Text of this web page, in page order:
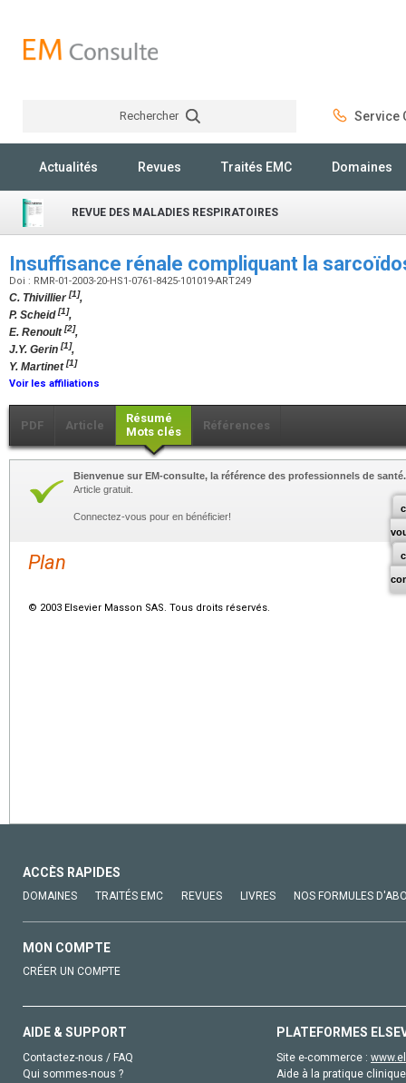
Rechercher Service
Actualités Revues Traités EMC Domaines
REVUE DES MALADIES RESPIRATOIRES
Insuffisance rénale compliquant la
Doi : RMR-01-2003-20-HS1-0761-8425-101019-ART249
C. Thivillier[1],
P. Scheid[1],
E. Renoult[2],
J.Y. Gerin [1],
Y. Martinet[1]
Voir les affiliations
PDF Article
Résumé
Mots clés
Références
Bienvenue sur EM-consulte, la référence des professionnels de santé.
Article gratuit.
Connectez-vous pour en bénéficier!
Plan
© 2003 Elsevier Masson SAS. Tous droits réservés.
ACCÈS RAPIDES
DOMAINES TRAITÉS EMC REVUES LIVRES NOS FORMULES
MON COMPTE
CRÉER UN COMPTE
AIDE & SUPPORT
Contactez-nous / FAQ
Qui sommes-nous ?
PLATEFORMES
Site e-commerce :
Aide à la pratique